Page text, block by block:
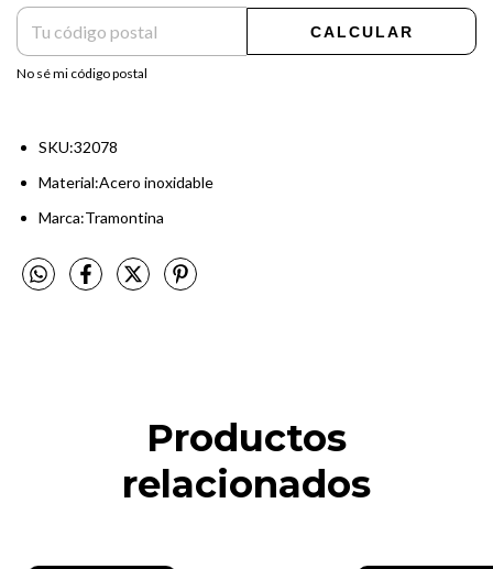
CALCULAR
No sé mi código postal
SKU:32078
Material:Acero inoxidable
Marca:Tramontina
Productos
relacionados